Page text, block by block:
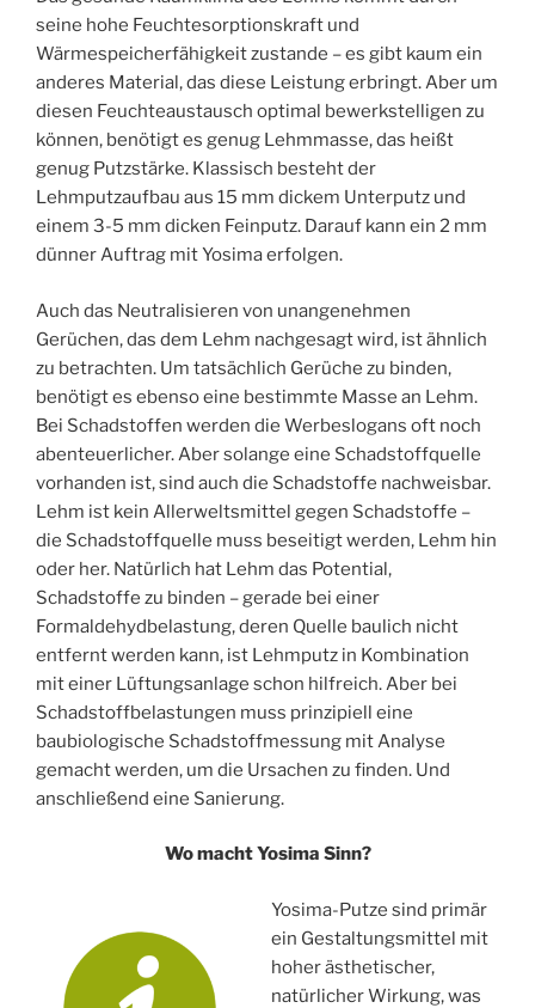
seine hohe Feuchtesorptionskraft und
Wärmespeicherfähigkeit zustande – es gibt kaum ein
anderes Material, das diese Leistung erbringt. Aber um
diesen Feuchteaustausch optimal bewerkstelligen zu
können, benötigt es genug Lehmmasse, das heißt
genug Putzstärke. Klassisch besteht der
Lehmputzaufbau aus 15 mm dickem Unterputz und
einem 3-5 mm dicken Feinputz. Darauf kann ein 2 mm
dünner Auftrag mit Yosima erfolgen.
Auch das Neutralisieren von unangenehmen
Gerüchen, das dem Lehm nachgesagt wird, ist ähnlich
zu betrachten. Um tatsächlich Gerüche zu binden,
benötigt es ebenso eine bestimmte Masse an Lehm.
Bei Schadstoffen werden die Werbeslogans oft noch
abenteuerlicher. Aber solange eine Schadstoffquelle
vorhanden ist, sind auch die Schadstoffe nachweisbar.
Lehm ist kein Allerweltsmittel gegen Schadstoffe –
die Schadstoffquelle muss beseitigt werden, Lehm hin
oder her. Natürlich hat Lehm das Potential,
Schadstoffe zu binden – gerade bei einer
Formaldehydbelastung, deren Quelle baulich nicht
entfernt werden kann, ist Lehmputz in Kombination
mit einer Lüftungsanlage schon hilfreich. Aber bei
Schadstoffbelastungen muss prinzipiell eine
baubiologische Schadstoffmessung mit Analyse
gemacht werden, um die Ursachen zu finden. Und
anschließend eine Sanierung.
Wo macht Yosima Sinn?
Yosima-Putze sind primär
ein Gestaltungsmittel mit
hoher ästhetischer,
natürlicher Wirkung, was